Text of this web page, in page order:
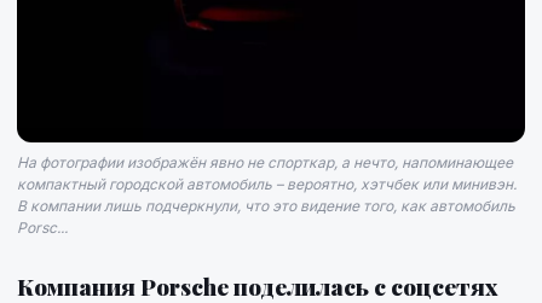
На фотографии изображён явно не спорткар, а нечто, напоминающее
компактный городской автомобиль – вероятно, хэтчбек или минивэн.
В компании лишь подчеркнули, что это видение того, как автомобиль
Porsc...
Компания Porsche поделилась с соцсетях